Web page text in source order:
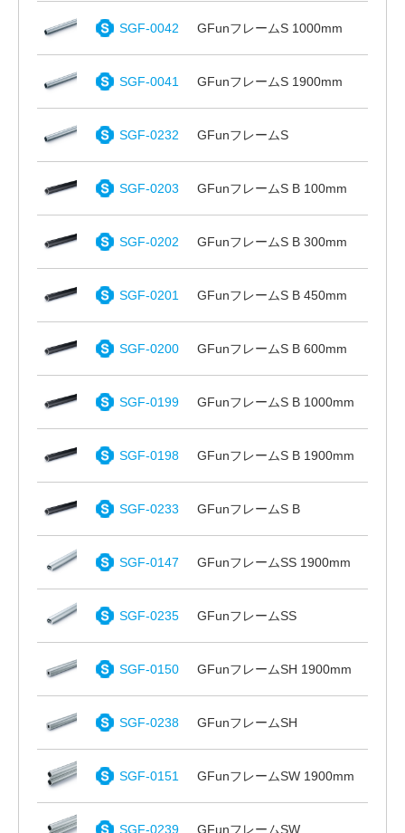
SGF-0042 GFunフレームS 1000mm
SGF-0041 GFunフレームS 1900mm
SGF-0232 GFunフレームS
SGF-0203 GFunフレームS B 100mm
SGF-0202 GFunフレームS B 300mm
SGF-0201 GFunフレームS B 450mm
SGF-0200 GFunフレームS B 600mm
SGF-0199 GFunフレームS B 1000mm
SGF-0198 GFunフレームS B 1900mm
SGF-0233 GFunフレームS B
SGF-0147 GFunフレームSS 1900mm
SGF-0235 GFunフレームSS
SGF-0150 GFunフレームSH 1900mm
SGF-0238 GFunフレームSH
SGF-0151 GFunフレームSW 1900mm
SGF-0239 GFunフレームSW